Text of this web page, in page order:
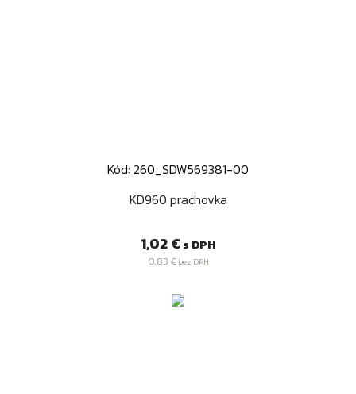
Kód: 260_SDW569381-00
KD960 prachovka
Cena
1,02 € s DPH
0,83 €bez DPH